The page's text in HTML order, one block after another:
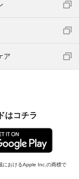
ア
はコチラ
におけるApple Inc.の商標で